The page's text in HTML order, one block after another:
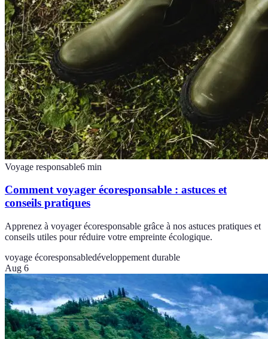
Voyage responsable6 min
Comment voyager écoresponsable : astuces et
conseils pratiques
Apprenez à voyager écoresponsable grâce à nos astuces pratiques et
conseils utiles pour réduire votre empreinte écologique.
voyage écoresponsabledéveloppement durable
Aug 6